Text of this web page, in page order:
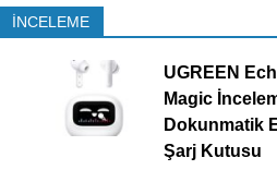
İNCELEME
UGREEN
Magic
Dokunmatik
Şarj Kutusu